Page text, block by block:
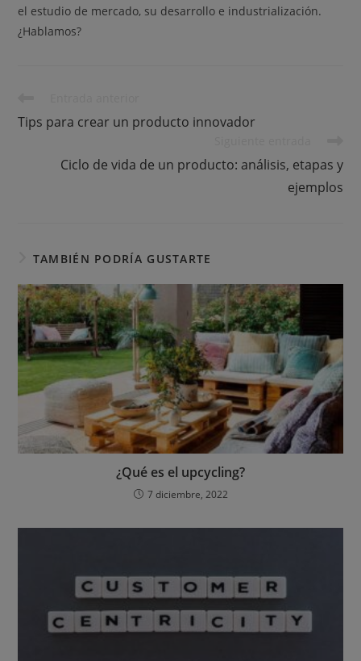
el estudio de mercado, su desarrollo e industrialización.
¿Hablamos?
Tips para crear un producto innovador
Ciclo de vida de un producto: análisis, etapas y
ejemplos
TAMBIÉN PODRÍA GUSTARTE
¿Qué es el upcycling?
7 diciembre, 2022